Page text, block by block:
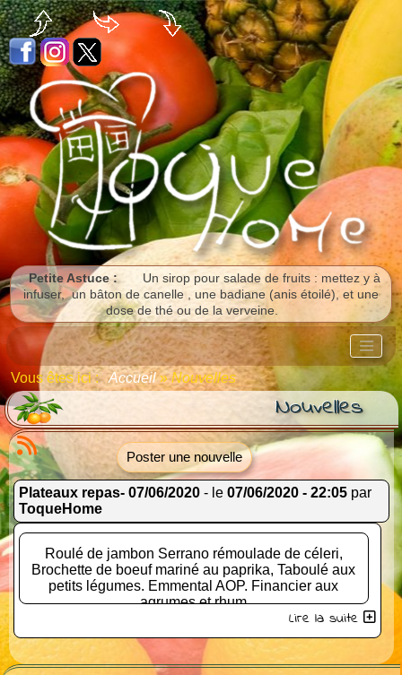
Petite Astuce :
Un sirop pour salade de fruits : mettez y à
infuser, un bâton de canelle , une badiane (anis étoilé), et une
dose de thé ou de la verveine.
Vous êtes ici :Accueil»Nouvelles
Nouvelles
Poster une nouvelle
Plateaux repas- 07/06/2020 - le 07/06/2020 - 22:05par
ToqueHome
Roulé de jambon Serrano rémoulade de céleri,
Brochette de boeuf mariné au paprika, Taboulé aux
petits légumes. Emmental AOP. Financier aux
agrumes et rhum
Confectionner dans des contenant en carton et
plastique recyclé ainsi que des coupelles en
matériaux biodégradable.
Lire la suite
Panneau de gestion des cookies